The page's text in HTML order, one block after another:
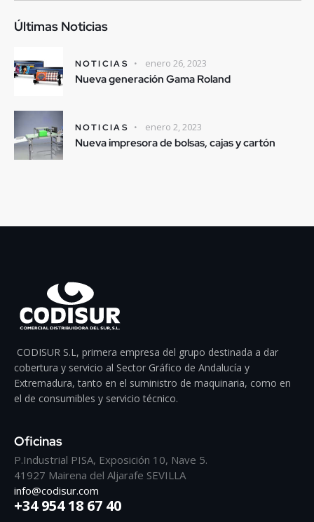
Últimas Noticias
NOTICIAS enero 26, 2023
Nueva generación Gama Roland
NOTICIAS enero 2, 2023
Nueva impresora de bolsas, cajas y cartón
CODISUR S.L, primera empresa del grupo destinada a dar
cobertura y servicio al Sector Gráfico de Andalucía y
Extremadura, tanto en el suministro de maquinaria, como en
el de consumibles y servicio técnico.
Oficinas
P.Industrial PISA, Exposición 10, Nave 5.
41927 Mairena del Aljarafe SEVILLA
info@codisur.com
+34 954 18 67 40